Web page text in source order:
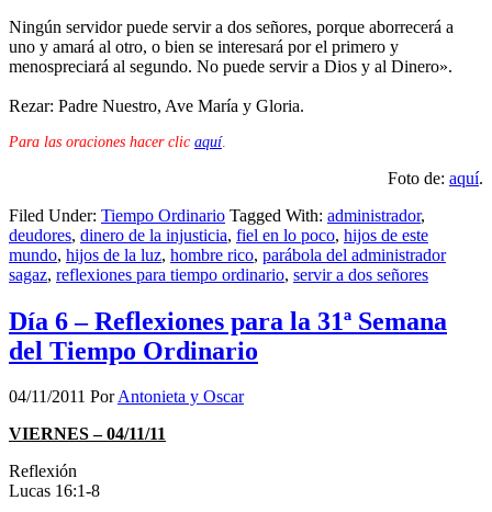
Ningún servidor puede servir a dos señores, porque aborrecerá a
uno y amará al otro, o bien se interesará por el primero y
menospreciará al segundo. No puede servir a Dios y al Dinero».
Rezar: Padre Nuestro, Ave María y Gloria.
Para las oraciones hacer clic aquí.
Foto de: aquí.
Filed Under: Tiempo Ordinario Tagged With: administrador,
deudores, dinero de la injusticia, fiel en lo poco, hijos de este
mundo, hijos de la luz, hombre rico, parábola del administrador
sagaz, reflexiones para tiempo ordinario, servir a dos señores
Día 6 – Reflexiones para la 31ª Semana
del Tiempo Ordinario
04/11/2011 PorAntonieta y Oscar
VIERNES – 04/11/11
Reflexión
Lucas 16:1-8